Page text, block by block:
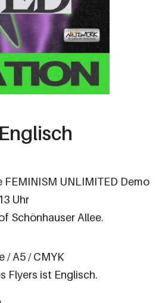
FEMINISM UNLIMITED Demo
Uhr
Schönhauser Allee.
/ A5 / CMYK
Flyers ist Englisch.